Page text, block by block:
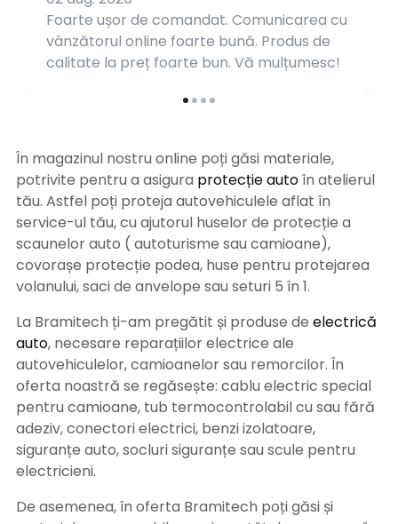
Foarte ușor de comandat. Comunicarea cu
vânzătorul online foarte bună. Produs de
calitate la preț foarte bun. Vă mulțumesc!
În magazinul nostru online poți găsi materiale,
potrivite pentru a asigura protecție autoîn atelierul
tău. Astfel poți proteja autovehiculele aflat în
service-ul tău, cu ajutorul huselor de protecție a
scaunelor auto ( autoturisme sau camioane),
covorașe protecție podea, huse pentru protejarea
volanului, saci de anvelope sau seturi 5 în 1.
La Bramitech ți-am pregătit și produse de electrică
auto, necesare reparațiilor electrice ale
autovehiculelor, camioanelor sau remorcilor. În
oferta noastră se regăsește: cablu electric special
pentru camioane, tub termocontrolabil cu sau fără
adeziv, conectori electrici, benzi izolatoare,
siguranțe auto, socluri siguranțe sau scule pentru
electricieni.
De asemenea, în oferta Bramitech poți găsi și